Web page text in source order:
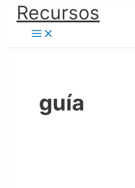
contenido
Recursos
guía
Crea
un
Sitio
Beneficios
Que
Genera
Blog
Motivación
|
Video
Motivación
|
Video
Motivación
|
Video
Motivación
|
Video
Motivación
|
Video
Motivación
|
Video
Redes
Sociales
Optimiza
la
PC
Rendimiento